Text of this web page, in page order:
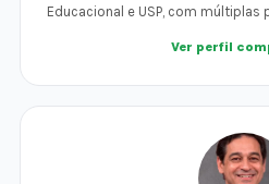
Educacional e USP, com múltiplas
Ver perfil